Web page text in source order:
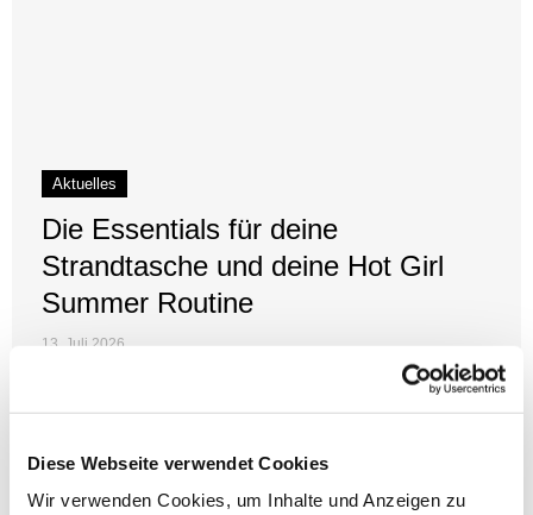
Diese Webseite verwendet Cookies
Wir verwenden Cookies, um Inhalte und Anzeigen zu
Aktuelles
Die Essentials für deine
Strandtasche und deine Hot Girl
Summer Routine
13. Juli 2026
Luxusmomente, die aus einem normalen Sommertag
Sonnenbrille und eiskaltem Matcha aussieht. Denn
seien ...